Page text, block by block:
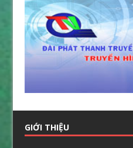
GIỚI THIỆU